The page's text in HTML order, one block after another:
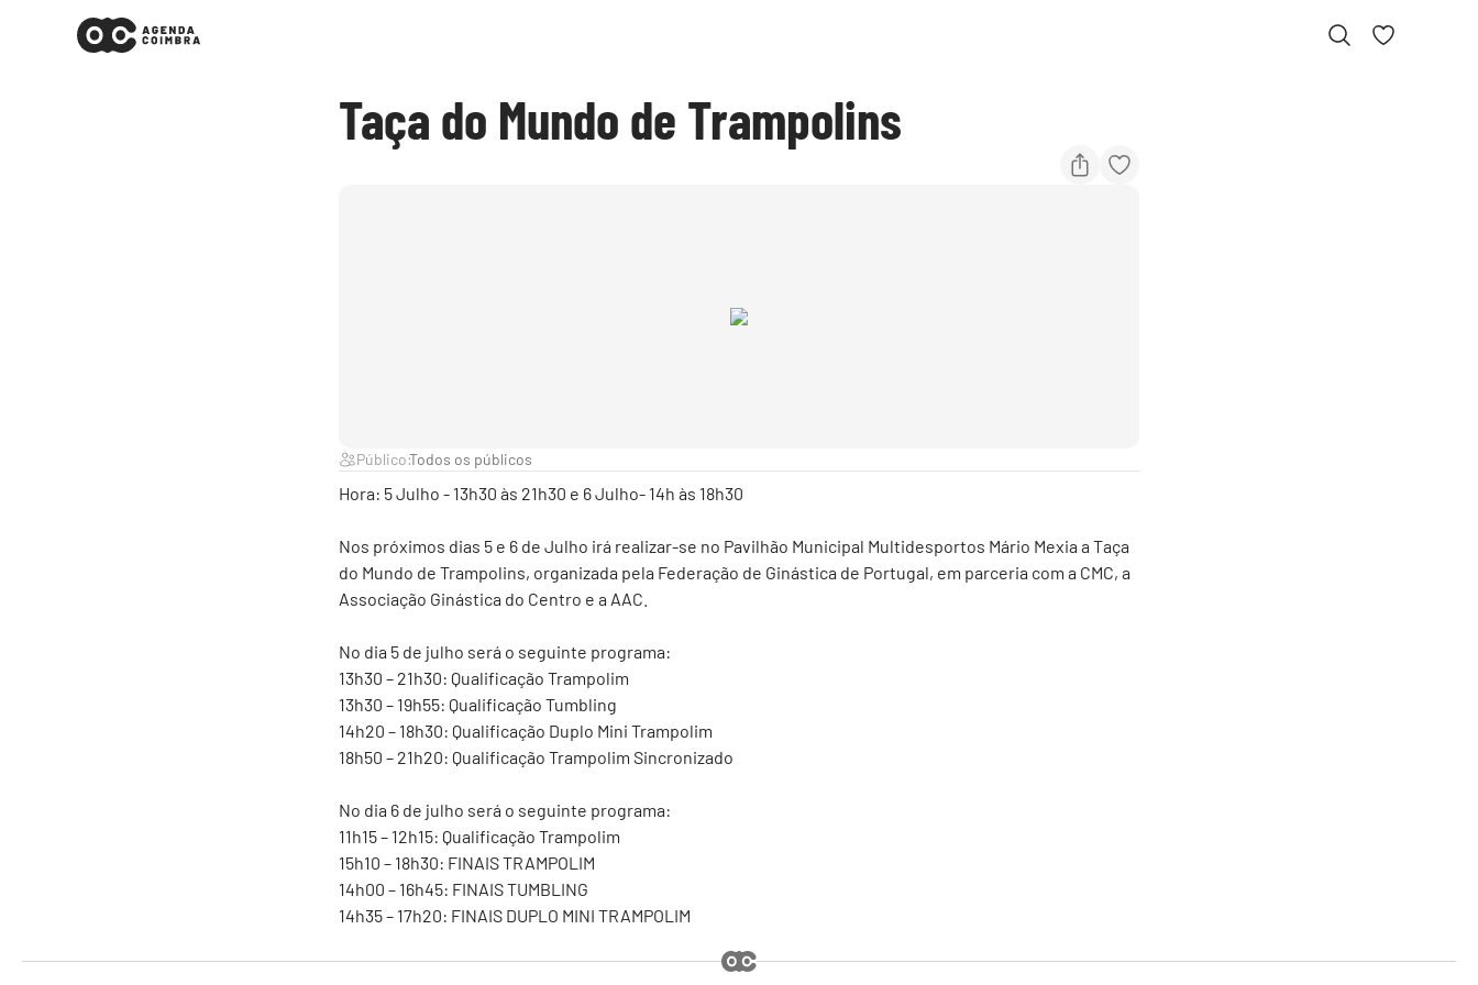
Taça do Mundo de Trampolins
Público:Todos os públicos
Hora: 5 Julho - 13h30 às 21h30 e 6 Julho- 14h às 18h30
Nos próximos dias 5 e 6 de Julho irá realizar-se no Pavilhão Municipal Multidesportos Mário Mexia a Taça
do Mundo de Trampolins, organizada pela Federação de Ginástica de Portugal, em parceria com a CMC, a
Associação Ginástica do Centro e a AAC.
No dia 5 de julho será o seguinte programa:
13h30 – 21h30: Qualificação Trampolim
13h30 – 19h55: Qualificação Tumbling
14h20 – 18h30: Qualificação Duplo Mini Trampolim
18h50 – 21h20: Qualificação Trampolim Sincronizado
No dia 6 de julho será o seguinte programa:
11h15 – 12h15: Qualificação Trampolim
15h10 – 18h30: FINAIS TRAMPOLIM
14h00 – 16h45: FINAIS TUMBLING
14h35 – 17h20: FINAIS DUPLO MINI TRAMPOLIM